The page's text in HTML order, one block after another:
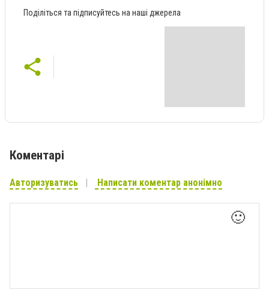
Поділіться та підписуйтесь на наші джерела
Коментарі
Авторизуватись Написати коментар анонімно
🙂